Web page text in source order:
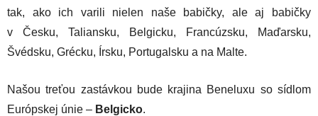
tak, ako ich varili nielen naše babičky, ale aj babičky
v Česku, Taliansku, Belgicku, Francúzsku, Maďarsku,
Švédsku, Grécku, Írsku, Portugalsku a na Malte.
Našou treťou zastávkou bude krajina Beneluxu so sídlom
Európskej únie – Belgicko.